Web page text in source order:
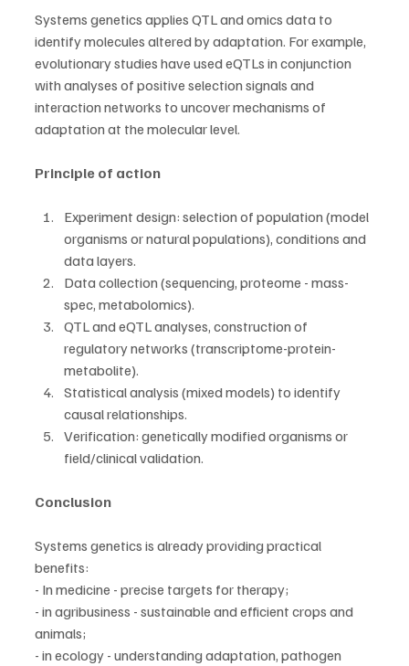
Systems genetics applies QTL and omics data to
identify molecules altered by adaptation. For example,
evolutionary studies have used eQTLs in conjunction
with analyses of positive selection signals and
interaction networks to uncover mechanisms of
adaptation at the molecular level.
Principle of action
Experiment design: selection of population (model
organisms or natural populations), conditions and
data layers.
Data collection (sequencing, proteome - mass-
spec, metabolomics).
QTL and eQTL analyses, construction of
regulatory networks (transcriptome-protein-
metabolite).
Statistical analysis (mixed models) to identify
causal relationships.
Verification: genetically modified organisms or
field/clinical validation.
Conclusion
Systems genetics is already providing practical
benefits:
- In medicine - precise targets for therapy;
- in agribusiness - sustainable and efficient crops and
animals;
- in ecology - understanding adaptation, pathogen